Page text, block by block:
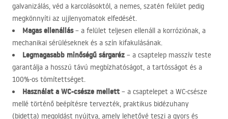
galvanizálás, véd a karcolásoktól, a nemes, szatén felület pedig
megkönnyíti az ujjlenyomatok elfedését.
Magas ellenállás– a felület teljesen ellenáll a korróziónak, a
mechanikai sérüléseknek és a szín kifakulásának.
Legmagasabb minőségű sárgaréz – a csaptelep masszív teste
garantálja a hosszú távú megbízhatóságot, a tartósságot és a
100%-os tömítettséget.
Használat a WC-csésze mellett – a csaptelepet a WC-csésze
mellé történő beépítésre tervezték, praktikus bidézuhany
(bidetta) megoldást nyújtva, amely lehetővé teszi a gyors és